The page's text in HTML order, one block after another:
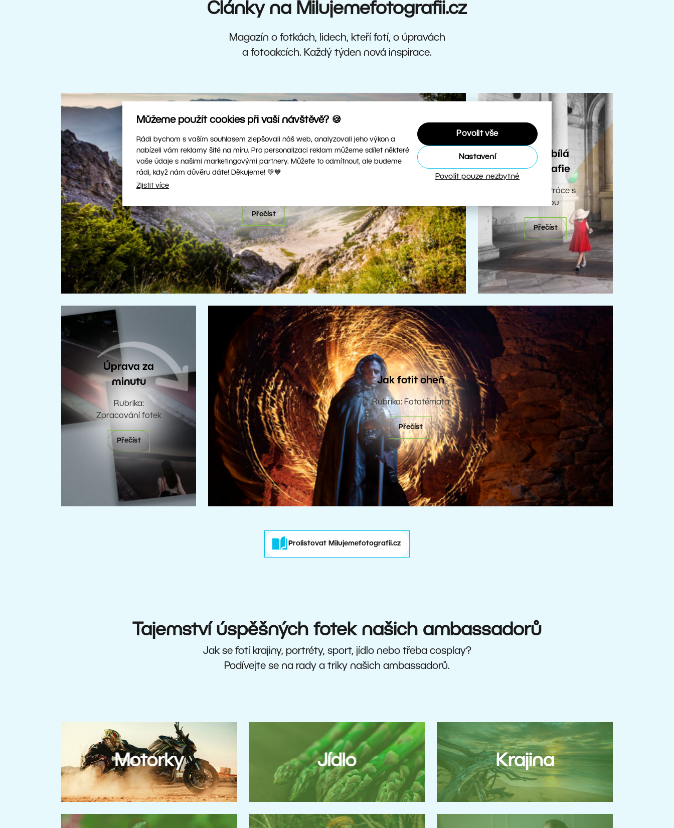
Můžeme použít cookies při vaší návštěvě? 🍪
Rádi bychom s vaším souhlasem zlepšovali náš web, analyzovali jeho výkon a
nabízeli vám reklamy šité na míru. Pro personalizaci reklam můžeme sdílet některé
vaše údaje s našimi marketingovými partnery. Můžete to odmítnout, ale budeme
rádi, když nám důvěru dáte! Děkujeme! 💚💙
Zjistit více
Povolit vše
Nastavení
Povolit pouze nezbytné
Články na Milujemefotografii.cz
Magazín o fotkách, lidech, kteří fotí, o úpravách
a fotoakcích. Každý týden nová inspirace.
Hloubka ostrosti v krajinářské fotografii
Přečíst
Černobílá
fotografie
Rubrika: Práce s
barvou
Přečíst
Úprava za
minutu
Rubrika:
Zpracování fotek
Přečíst
Jak fotit oheň
Rubrika: Fototémata
Přečíst
Prolistovat Milujemefotografii.cz
Tajemství úspěšných fotek našich ambassadorů
Jak se fotí krajiny, portréty, sport, jídlo nebo třeba cosplay?
Podívejte se na rady a triky našich ambassadorů.
Motorky Jídlo Krajina